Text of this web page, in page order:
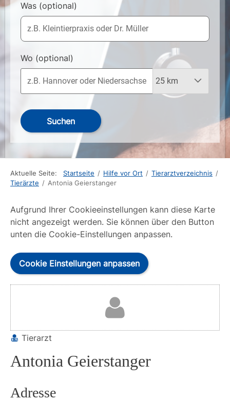
Was (optional)
Wo (optional)
Suchen
Aktuelle Seite: Startseite / Hilfe vor Ort / Tierarztverzeichnis /
Tierärzte / Antonia Geierstanger
Aufgrund Ihrer Cookieeinstellungen kann diese Karte
nicht angezeigt werden. Sie können über den Button
unten die Cookie-Einstellungen anpassen.
Cookie Einstellungen anpassen
Tierarzt
Antonia Geierstanger
Adresse